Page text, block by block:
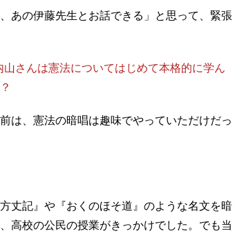
あの伊藤先生とお話できる」と思って、緊張
さんは憲法についてはじめて本格的に学ん
、憲法の暗唱は趣味でやっていただけだっ
丈記』や『おくのほそ道』のような名文を暗
高校の公民の授業がきっかけでした。でも当